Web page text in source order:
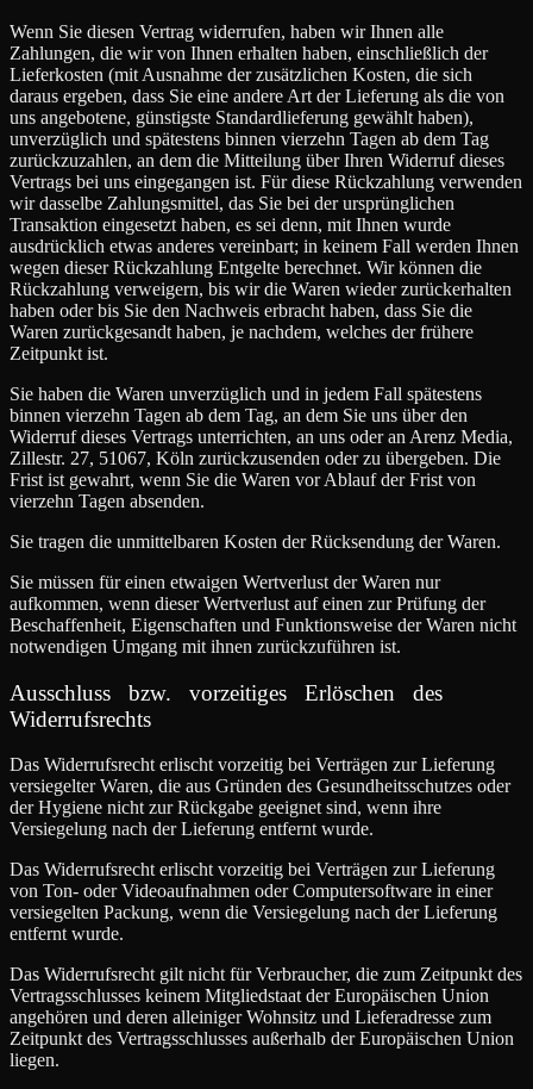
Wenn Sie diesen Vertrag widerrufen, haben wir Ihnen alle
Zahlungen, die wir von Ihnen erhalten haben, einschließlich der
Lieferkosten (mit Ausnahme der zusätzlichen Kosten, die sich
daraus ergeben, dass Sie eine andere Art der Lieferung als die von
uns angebotene, günstigste Standardlieferung gewählt haben),
unverzüglich und spätestens binnen vierzehn Tagen ab dem Tag
zurückzuzahlen, an dem die Mitteilung über Ihren Widerruf dieses
Vertrags bei uns eingegangen ist. Für diese Rückzahlung verwenden
wir dasselbe Zahlungsmittel, das Sie bei der ursprünglichen
Transaktion eingesetzt haben, es sei denn, mit Ihnen wurde
ausdrücklich etwas anderes vereinbart; in keinem Fall werden Ihnen
wegen dieser Rückzahlung Entgelte berechnet. Wir können die
Rückzahlung verweigern, bis wir die Waren wieder zurückerhalten
haben oder bis Sie den Nachweis erbracht haben, dass Sie die
Waren zurückgesandt haben, je nachdem, welches der frühere
Zeitpunkt ist.
Sie haben die Waren unverzüglich und in jedem Fall spätestens
binnen vierzehn Tagen ab dem Tag, an dem Sie uns über den
Widerruf dieses Vertrags unterrichten, an uns oder an Arenz Media,
Zillestr. 27, 51067, Köln zurückzusenden oder zu übergeben. Die
Frist ist gewahrt, wenn Sie die Waren vor Ablauf der Frist von
vierzehn Tagen absenden.
Sie tragen die unmittelbaren Kosten der Rücksendung der Waren.
Sie müssen für einen etwaigen Wertverlust der Waren nur
aufkommen, wenn dieser Wertverlust auf einen zur Prüfung der
Beschaffenheit, Eigenschaften und Funktionsweise der Waren nicht
notwendigen Umgang mit ihnen zurückzuführen ist.
Ausschluss bzw. vorzeitiges Erlöschen des
Widerrufsrechts
Das Widerrufsrecht erlischt vorzeitig bei Verträgen zur Lieferung
versiegelter Waren, die aus Gründen des Gesundheitsschutzes oder
der Hygiene nicht zur Rückgabe geeignet sind, wenn ihre
Versiegelung nach der Lieferung entfernt wurde.
Das Widerrufsrecht erlischt vorzeitig bei Verträgen zur Lieferung
von Ton- oder Videoaufnahmen oder Computersoftware in einer
versiegelten Packung, wenn die Versiegelung nach der Lieferung
entfernt wurde.
Das Widerrufsrecht gilt nicht für Verbraucher, die zum Zeitpunkt des
Vertragsschlusses keinem Mitgliedstaat der Europäischen Union
angehören und deren alleiniger Wohnsitz und Lieferadresse zum
Zeitpunkt des Vertragsschlusses außerhalb der Europäischen Union
liegen.